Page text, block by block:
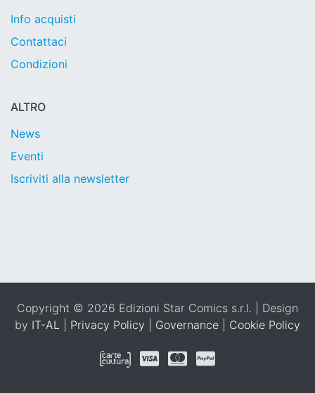
Info acquisti
Contattaci
Condizioni
ALTRO
News
Eventi
Iscriviti alla newsletter
Copyright © 2026 Edizioni Star Comics s.r.l. | Design
by IT-AL Privacy Policy Governance Cookie Policy